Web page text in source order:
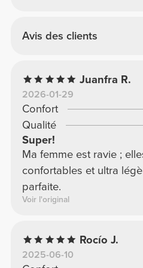
Avis des clients
Juanfra R.
2026-01-29
Confort
Qualité
Super!
Ma femme est ravie ;
confortables et ultra
parfaite.
Voir l'original
Rocío J.
2025-06-10